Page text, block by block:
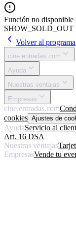
Función no disponible
SHOW_SOLD_OUT
Volver al programa
cine.entradas.com
Ayuda
Nuestras ventajas
Empresas
cine.entradas.com
cookies Ajustes de
AyudaServicio al
Art. 16 DSA
Nuestras ventajas
EmpresasVende tu